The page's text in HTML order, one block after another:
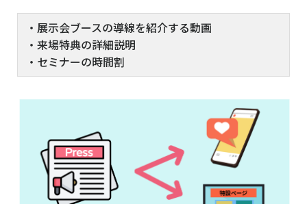
・展示会ブースの導線を紹介する動画
・来場特典の詳細説明
・セミナーの時間割